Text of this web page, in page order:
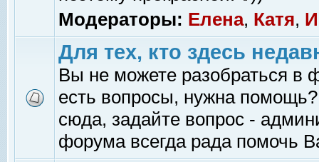
Модераторы: Елена, Катя,
Для тех, кто здесь
Вы не можете разобраться в
есть вопросы, нужна помощь?
сюда, задайте вопрос -
форума всегда рада помочь